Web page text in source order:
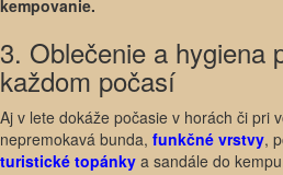
kempovanie.
3. Oblečenie a hygiena
každom počasí
Aj v lete dokáže počasie v horách či pri
nepremokavá bunda, funkčné vrstvy,
turistické topánky a sandále do